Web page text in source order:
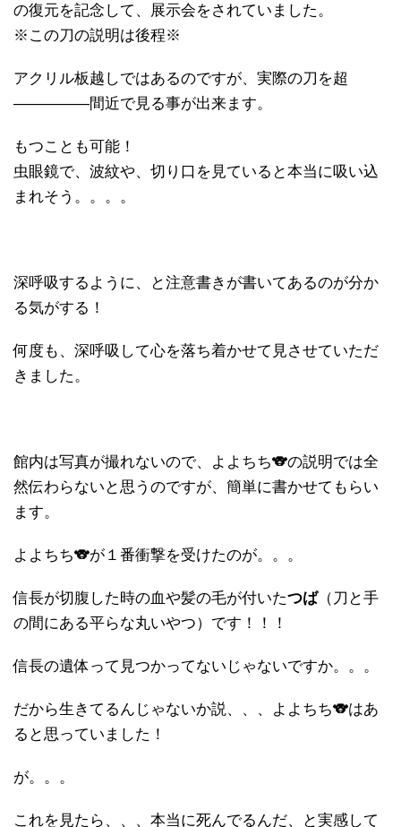
の復元を記念して、展示会をされていました。
※この刀の説明は後程※
アクリル板越しではあるのですが、実際の刀を超
―――――間近で見る事が出来ます。
もつことも可能！
虫眼鏡で、波紋や、切り口を見ていると本当に吸い込
まれそう。。。。
深呼吸するように、と注意書きが書いてあるのが分か
る気がする！
何度も、深呼吸して心を落ち着かせて見させていただ
きました。
館内は写真が撮れないので、よよちち🐨の説明では全
然伝わらないと思うのですが、簡単に書かせてもらい
ます。
よよちち🐨が１番衝撃を受けたのが。。。
信長が切腹した時の血や髪の毛が付いたつば（刀と手
の間にある平らな丸いやつ）です！！！
信長の遺体って見つかってないじゃないですか。。。
だから生きてるんじゃないか説、、、よよちち🐨はあ
ると思っていました！
が。。。
これを見たら、、、本当に死んでるんだ、と実感して